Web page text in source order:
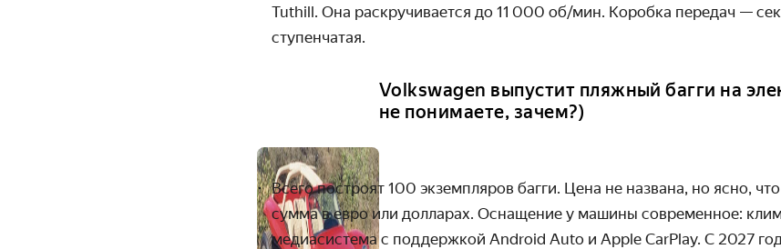
Tuthill. Она раскручивается до 11 000 об/мин. Коробка передач —
ступенчатая.
Volkswagen выпустит пляжный багги на
не понимаете, зачем?)
Всего построят 100 экземпляров багги. Цена не названа, но ясно,
сумма в евро или долларах. Оснащение у машины современное:
медиасистема с поддержкой Android Auto и Apple CarPlay. С 2027